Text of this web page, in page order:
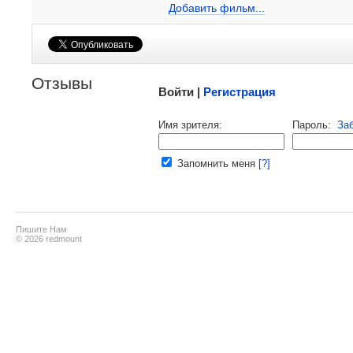
Добавить фильм...
Отзывы Войти | Регистрация
Имя зрителя: Пароль:
Запомнить меня [?]
Пишите Нам
© 2026 redmount